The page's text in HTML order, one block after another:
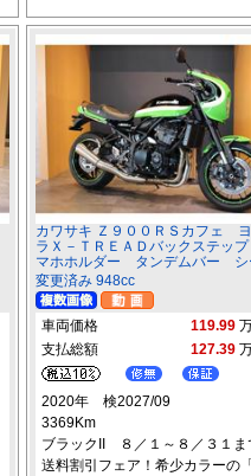
カワサキ Ｚ９００ＲＳカフェ
ラＸ－ＴＲＥＡＤバックステッ
マホホルダー タンデムバー シ
変更済み 948cc
車両価格 119.99
支払総額
127.39
2020年 検2027/09
3369Km
ブラックII ８／１～８／３１ま
送料割引フェア！希少カラーの